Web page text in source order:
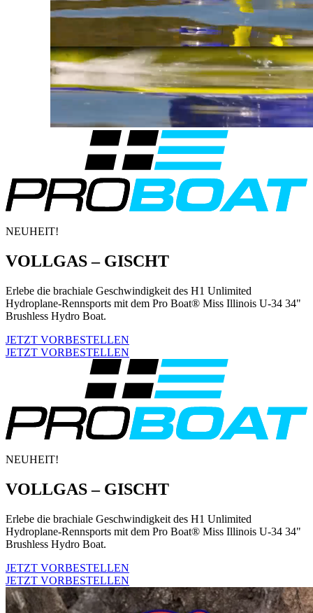
NEUHEIT!
VOLLGAS – GISCHT
Erlebe die brachiale Geschwindigkeit des H1 Unlimited
Hydroplane-Rennsports mit dem Pro Boat® Miss Illinois U-34 34"
Brushless Hydro Boat.
JETZT VORBESTELLEN
JETZT VORBESTELLEN
NEUHEIT!
VOLLGAS – GISCHT
Erlebe die brachiale Geschwindigkeit des H1 Unlimited
Hydroplane-Rennsports mit dem Pro Boat® Miss Illinois U-34 34"
Brushless Hydro Boat.
JETZT VORBESTELLEN
JETZT VORBESTELLEN